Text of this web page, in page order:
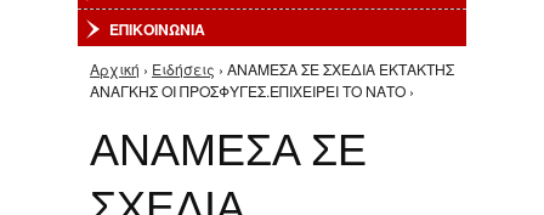
ΕΠΙΚΟΙΝΩΝΙΑ
Είστε εδώ
Αρχική › Ειδήσεις › ΑΝΑΜΕΣΑ ΣΕ ΣΧΕΔΙΑ ΕΚΤΑΚΤΗΣ
ΑΝΑΓΚΗΣ ΟΙ ΠΡΟΣΦΥΓΕΣ.ΕΠΙΧΕΙΡΕΙ ΤΟ ΝΑΤΟ ›
ΑΝΑΜΕΣΑ ΣΕ